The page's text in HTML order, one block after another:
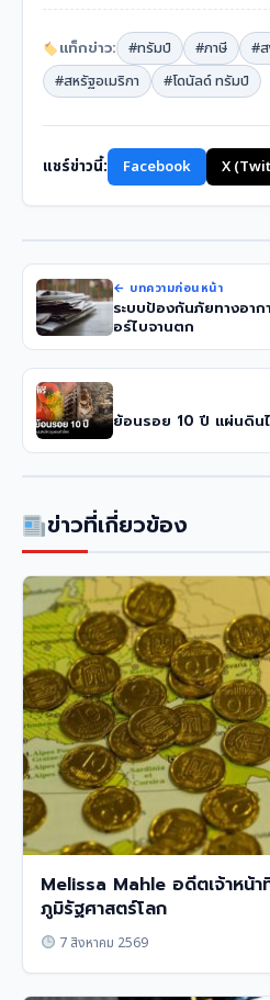
แท็กข่าว: #ทรัมป์ #ภาษี
#
#สหรัฐอเมริกา
#โดนัลด์ ทรัมป์
แชร์ข่าวนี้: Facebook X
← บทความก่อนหน้า
ระบบป้องกันภัยทางอาก
อร์ไบจานตก
ย้อนรอย 10 ปี แผ่นดิน
ข่าวที่เกี่ยวข้อง
Melissa Mahle อดีตเจ้าหน้า
ภูมิรัฐศาสตร์โลก
7 สิงหาคม 2569